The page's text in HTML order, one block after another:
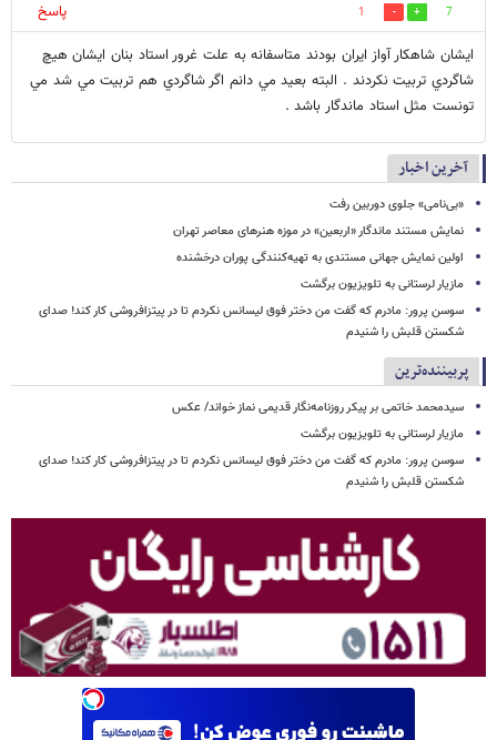
7
1
پاسخ
ايشان شاهكار آواز ايران بودند متاسفانه به علت غرور استاد بنان ايشان هيچ
شاگردي تربيت نكردند . البته بعيد مي دانم اگر شاگردي هم تربيت مي شد مي
تونست مثل استاد ماندگار باشد .
آخرین اخبار
«بی‌نامی» جلوی دوربین رفت
نمایش مستند ماندگار «اربعین» در موزه هنرهای معاصر تهران
اولین نمایش جهانی مستندی به تهیه‌کنندگی پوران درخشنده
مازیار لرستانی به تلویزیون برگشت
سوسن پرور: مادرم که گفت من دختر فوق‌ لیسانس نکردم تا در پیتزافروشی کار کند! صدای
شکستن قلبش را شنیدم
پربیننده‌ترین
سیدمحمد خاتمی بر پیکر روزنامه‌نگار قدیمی نماز خواند/ عکس
مازیار لرستانی به تلویزیون برگشت
سوسن پرور: مادرم که گفت من دختر فوق‌ لیسانس نکردم تا در پیتزافروشی کار کند! صدای
شکستن قلبش را شنیدم